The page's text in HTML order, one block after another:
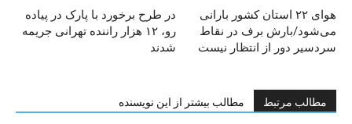
در طرح برخورد با پارک در پیاده
رو، ۱۲ هزار راننده تهرانی جریمه
شدند
هوای ۲۲ استان کشور بارانی
می‌شود/بارش برف در نقاط
سردسیر دور از انتظار نیست
مطالب مرتبط مطالب بیشتر از این نویسنده